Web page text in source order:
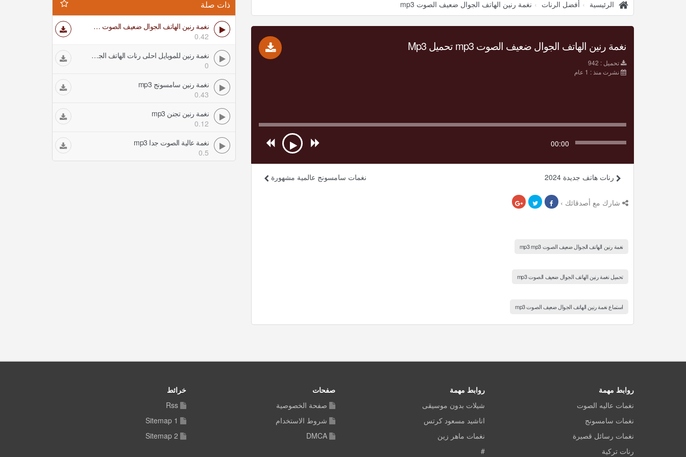
الرئيسية أفضل الرنات نغمة رنين الهاتف الجوال ضعيف الصوت mp3
نغمة رنين الهاتف الجوال ضعيف الصوت mp3 تحميل Mp3
تحميل : 942
نشرت منذ : 1 عام
00:00
نغمات سامسونج عالمية مشهورة رنات هاتف جديدة 2024
شارك مع أصدقائك ›
نغمة رنين الهاتف الجوال ضعيف الصوت mp3 mp3
تحميل نغمة رنين الهاتف الجوال ضعيف الصوت mp3
استماع نغمة رنين الهاتف الجوال ضعيف الصوت mp3
ذات صلة
نغمة رنين الهاتف الجوال ضعيف الصوت mp3
0.42
نغمة رنين للموبايل احلى رنات الهاتف الجوال
0
نغمة رنين سامسونج mp3
0.43
نغمة رنين تجنن mp3
0.12
نغمة عالية الصوت جدا mp3
0.5
روابط مهمة
نغمات عاليه الصوت
نغمات سامسونج
نغمات رسائل قصيرة
رنات تركية
روابط مهمة
شيلات بدون موسيقى
اناشيد مسعود كرتس
نغمات ماهر زين
#
صفحات
صفحة الخصوصية
شروط الاستخدام
DMCA
خرائط
Rss
Sitemap 1
Sitemap 2